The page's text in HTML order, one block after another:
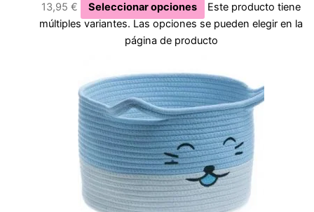
13,95€ Seleccionar opciones
Este producto tiene
múltiples variantes. Las opciones se pueden elegir en la
página de producto